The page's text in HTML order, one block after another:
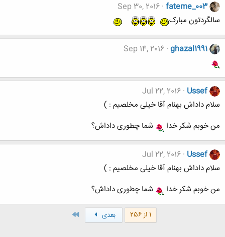
fateme_003
Sep 30, 2016
سالگردتون مبارک
ghazal1991
Sep 14, 2016
Ussef
Jul 22, 2016
سلام داداش بهنام‌ آقا خیلی مخلصیم‌ : )
من خوبم‌ شکر خدا
شما چطوری داداش؟
Ussef
Jul 22, 2016
سلام داداش بهنام‌ آقا خیلی مخلصیم‌ : )
من خوبم‌ شکر خدا
شما چطوری داداش؟
1 از 256 بعدی